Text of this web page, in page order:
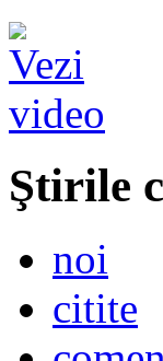
Ştirile
noi
citite